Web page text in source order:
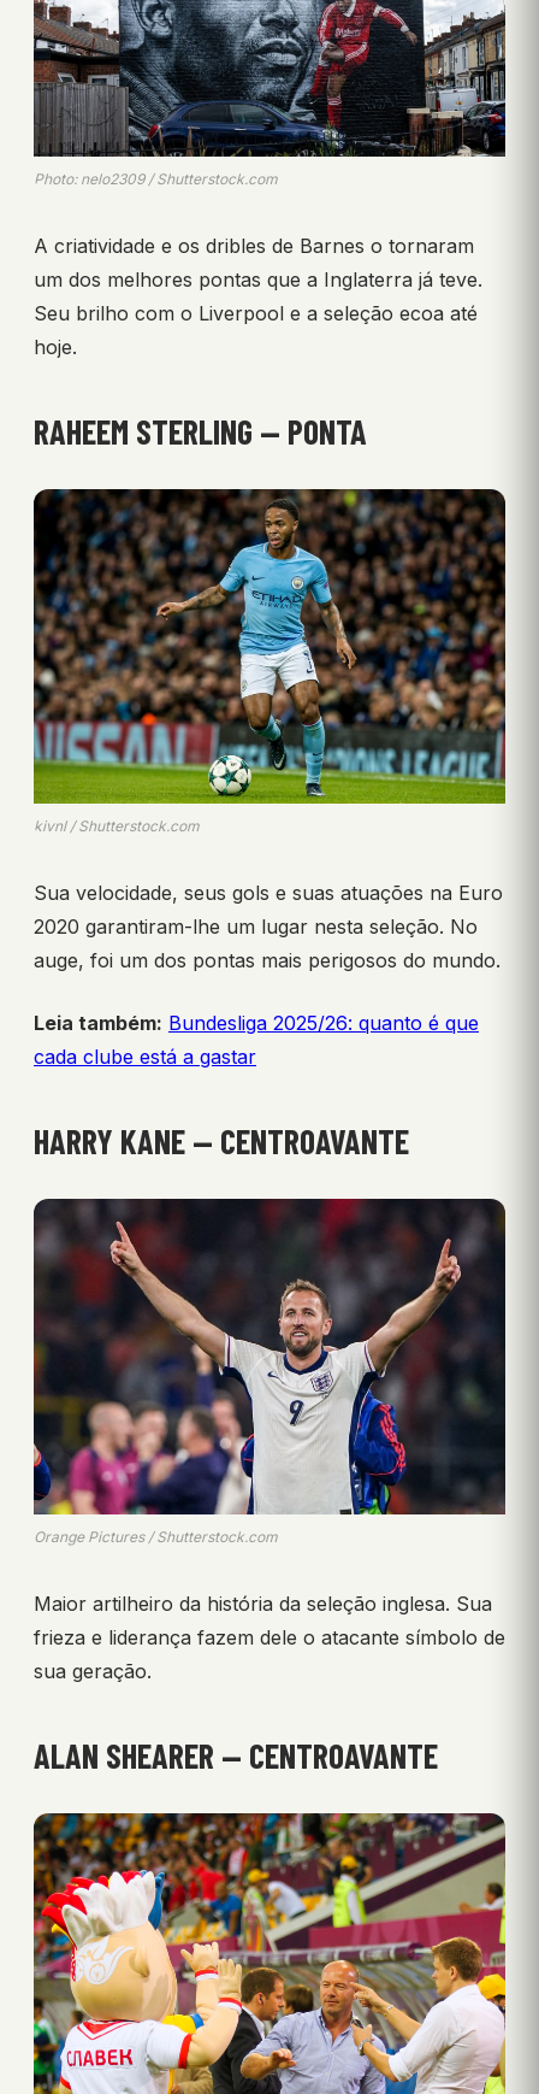
Photo: nelo2309 / Shutterstock.com
A criatividade e os dribles de Barnes o tornaram
um dos melhores pontas que a Inglaterra já teve.
Seu brilho com o Liverpool e a seleção ecoa até
hoje.
RAHEEM STERLING — PONTA
kivnl / Shutterstock.com
Sua velocidade, seus gols e suas atuações na Euro
2020 garantiram-lhe um lugar nesta seleção. No
auge, foi um dos pontas mais perigosos do mundo.
Leia também: Bundesliga 2025/26: quanto é que
cada clube está a gastar
HARRY KANE — CENTROAVANTE
Orange Pictures / Shutterstock.com
Maior artilheiro da história da seleção inglesa. Sua
frieza e liderança fazem dele o atacante símbolo de
sua geração.
ALAN SHEARER — CENTROAVANTE